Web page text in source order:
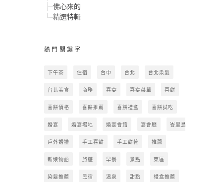
佛心來的
精選特輯
熱門關鍵字
下午茶 住宿 台中 台北 台北染髮
台北美食 商務 喜宴 喜宴菜單 喜餅
喜餅價格 喜餅推薦 喜餅禮盒 喜餅試吃
婚宴 婚宴場地 婚宴會館 宴會廳 峇里島
戶外婚禮 手工喜餅 手工餅乾 推薦
新娘物語 旅遊 早餐 景點 東區
染髮推薦 民宿 溫泉 甜點 禮盒推薦